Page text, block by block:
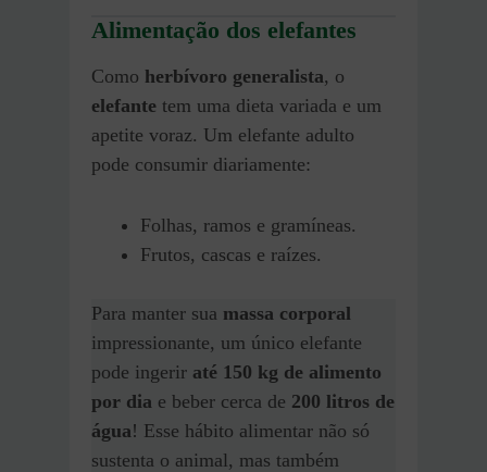
Alimentação dos elefantes
Como herbívoro generalista, o
elefante tem uma dieta variada e um
apetite voraz. Um elefante adulto
pode consumir diariamente:
Folhas, ramos e gramíneas.
Frutos, cascas e raízes.
Para manter sua massa corporal
impressionante, um único elefante
pode ingerir até 150 kg de alimento
por dia e beber cerca de 200 litros de
água! Esse hábito alimentar não só
sustenta o animal, mas também